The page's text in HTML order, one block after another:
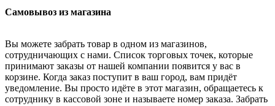
Самовывоз из магазина
Вы можете забрать товар в одном из магазинов,
сотрудничающих с нами. Список торговых точек, которые
принимают заказы от нашей компании появится у вас в
корзине. Когда заказ поступит в ваш город, вам придёт
уведомление. Вы просто идёте в этот магазин, обращаетесь к
сотруднику в кассовой зоне и называете номер заказа. Забрать